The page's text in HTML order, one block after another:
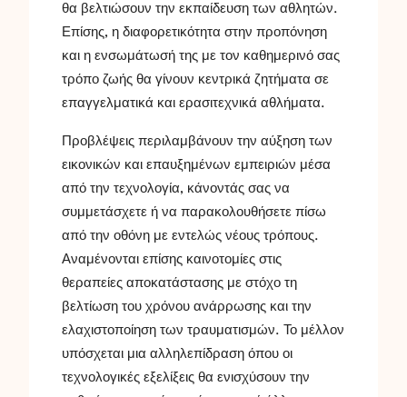
θα βελτιώσουν την εκπαίδευση των αθλητών.
Επίσης, η διαφορετικότητα στην προπόνηση
και η ενσωμάτωσή της με τον καθημερινό σας
τρόπο ζωής θα γίνουν κεντρικά ζητήματα σε
επαγγελματικά και ερασιτεχνικά αθλήματα.
Προβλέψεις περιλαμβάνουν την αύξηση των
εικονικών και επαυξημένων εμπειριών μέσα
από την τεχνολογία, κάνοντάς σας να
συμμετάσχετε ή να παρακολουθήσετε πίσω
από την οθόνη με εντελώς νέους τρόπους.
Αναμένονται επίσης καινοτομίες στις
θεραπείες αποκατάστασης με στόχο τη
βελτίωση του χρόνου ανάρρωσης και την
ελαχιστοποίηση των τραυματισμών. Το μέλλον
υπόσχεται μια αλληλεπίδραση όπου οι
τεχνολογικές εξελίξεις θα ενισχύσουν την